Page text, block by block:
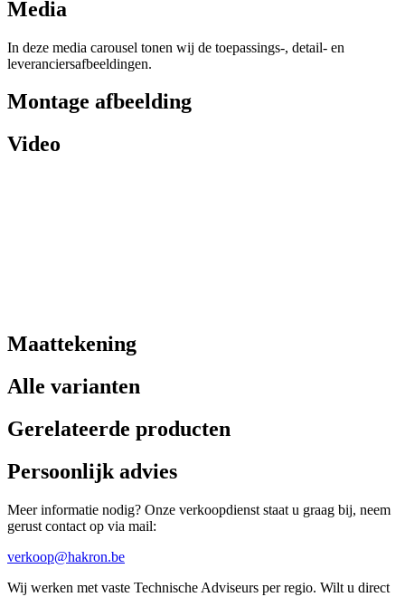
Media
In deze media carousel tonen wij de toepassings-, detail- en
leveranciersafbeeldingen.
Montage afbeelding
Video
Maattekening
Alle varianten
Gerelateerde producten
Persoonlijk advies
Meer informatie nodig? Onze verkoopdienst staat u graag bij, neem
gerust contact op via mail:
verkoop@hakron.be
Wij werken met vaste Technische Adviseurs per regio. Wilt u direct